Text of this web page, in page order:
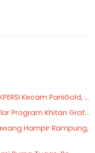
Kecam PaniGold, ...
Program Khitan Grat...
Hampir Rampung,